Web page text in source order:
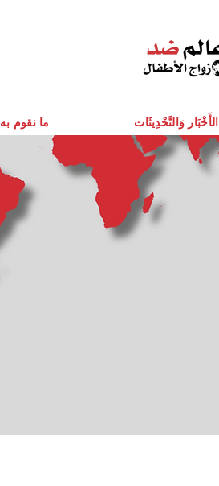
ما نقوم به الأَخْبَار وَالتَّحْدِيثَات